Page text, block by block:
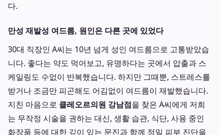
다.
만성 재발성 여드름, 원인은 다른 곳에 있었다
30대 직장인 A씨는 10년 넘게 성인 여드름으로 고통받았습
니다. 좋다는 약도 먹어보고, 유명하다는 곳에서 압출과 스
케일링도 수없이 반복했습니다. 하지만 그때뿐, 스트레스를
받거나 조금만 피곤해도 어김없이 여드름이 재발했습니다.
지친 마음으로 클레오르의원 강남점을 찾은 A씨에게 저희
는 무작정 시술을 권하는 대신, 생활 습관, 식단, 사용 중인
화장품 등에 대한 깊이 있는 문진과 함께 정밀 피부 진단을